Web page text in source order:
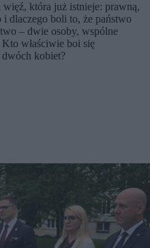
która już istnieje: prawną,
dlaczego boli to, że państwo
– dwie osoby, wspólne
właściwie boi się
dwóch kobiet?